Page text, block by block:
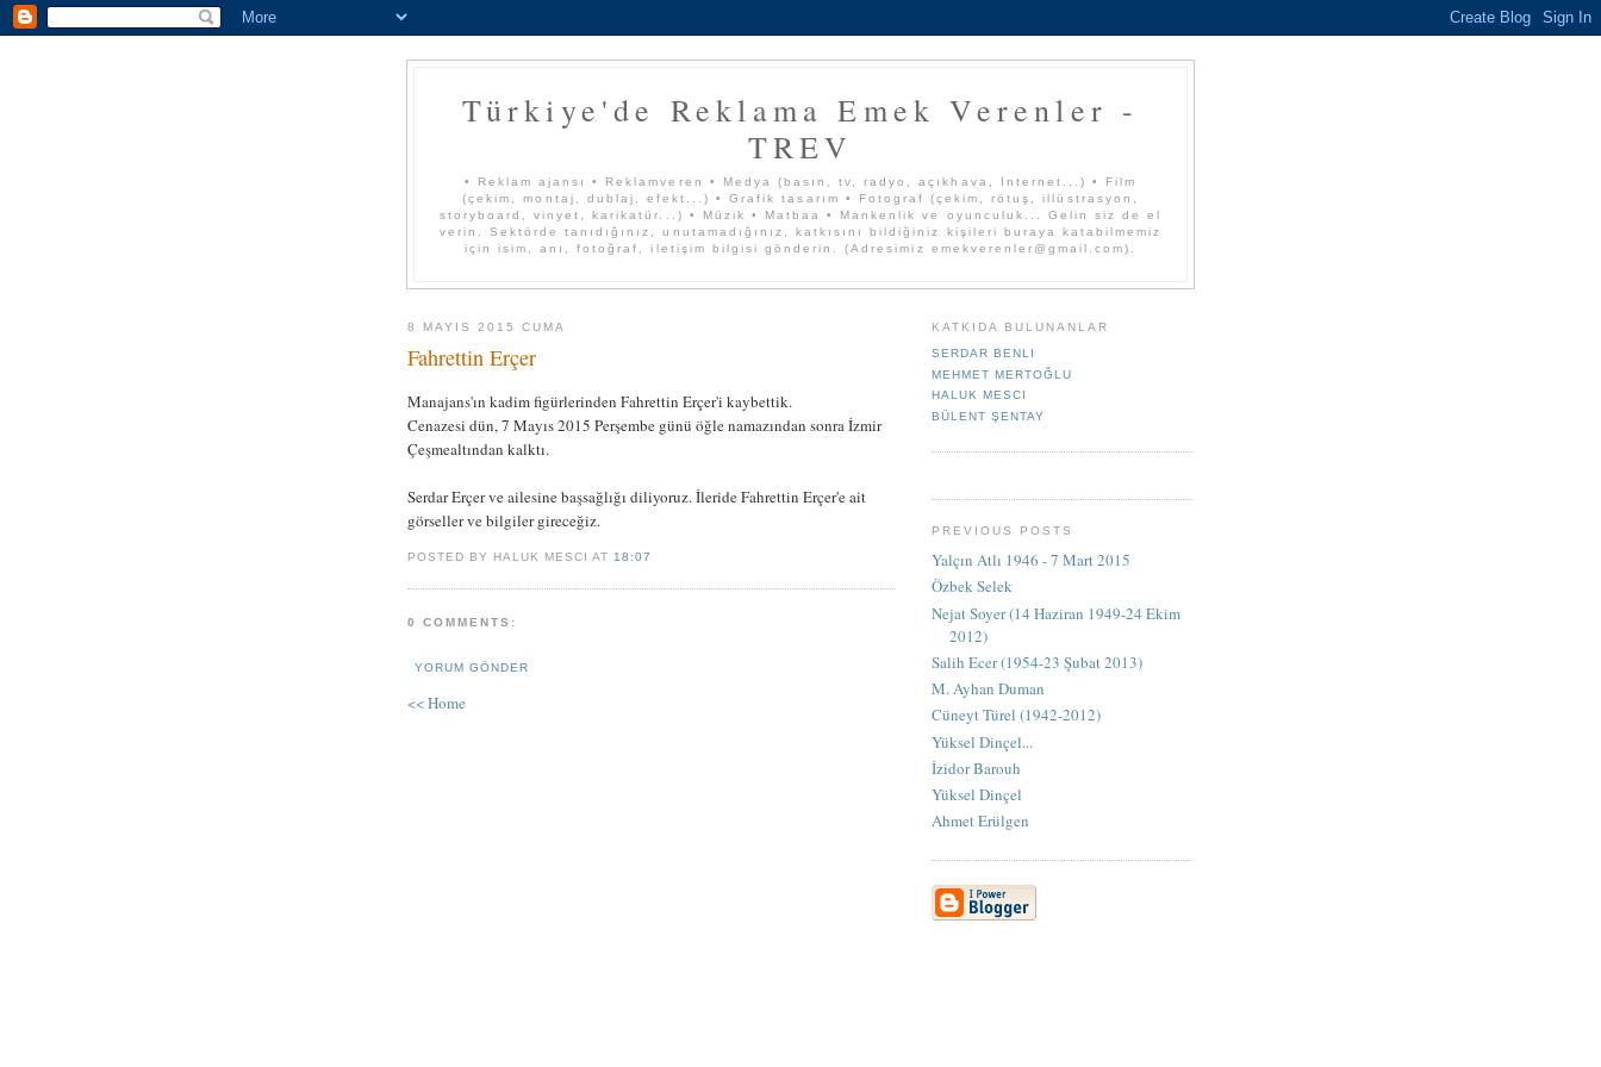
Türkiye'de Reklama Emek Verenler -
TREV
• Reklam ajansı • Reklamveren • Medya (basın, tv, radyo, açıkhava, Internet...) • Film
(çekim, montaj, dublaj, efekt...) • Grafik tasarım • Fotograf (çekim, rötuş, illüstrasyon,
storyboard, vinyet, karikatür...) • Müzik • Matbaa • Mankenlik ve oyunculuk... Gelin siz de el
verin. Sektörde tanıdığınız, unutamadığınız, katkısını bildiğiniz kişileri buraya katabilmemiz
için isim, anı, fotoğraf, iletişim bilgisi gönderin. (Adresimiz emekverenler@gmail.com).
8 MAYIS 2015 CUMA
Fahrettin Erçer
Manajans'ın kadim figürlerinden Fahrettin Erçer'i kaybettik.
Cenazesi dün, 7 Mayıs 2015 Perşembe günü öğle namazından sonra İzmir
Çeşmealtından kalktı.
Serdar Erçer ve ailesine başsağlığı diliyoruz. İleride Fahrettin Erçer'e ait
görseller ve bilgiler gireceğiz.
POSTED BY HALUK MESCI AT 18:07
0 COMMENTS:
YORUM GÖNDER
<< Home
KATKIDA BULUNANLAR
SERDAR BENLI
MEHMET MERTOĞLU
HALUK MESCI
BÜLENT ŞENTAY
PREVIOUS POSTS
Yalçın Atlı 1946 - 7 Mart 2015
Özbek Selek
Nejat Soyer (14 Haziran 1949-24 Ekim
2012)
Salih Ecer (1954-23 Şubat 2013)
M. Ayhan Duman
Cüneyt Türel (1942-2012)
Yüksel Dinçel...
İzidor Barouh
Yüksel Dinçel
Ahmet Erülgen